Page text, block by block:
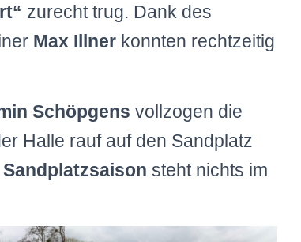
zurecht trug. Dank des
Max Illnerkonnten rechtzeitig
Schöpgens vollzogen die
Halle rauf auf den Sandplatz
Sandplatzsaison steht nichts im